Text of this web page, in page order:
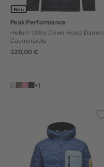
Neu
Peak Performance
Helium Utility Down Hood Damen
Daunenjacke
320,00 €
+1